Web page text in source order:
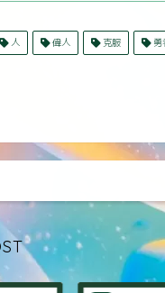
人 偉人 克服 勇